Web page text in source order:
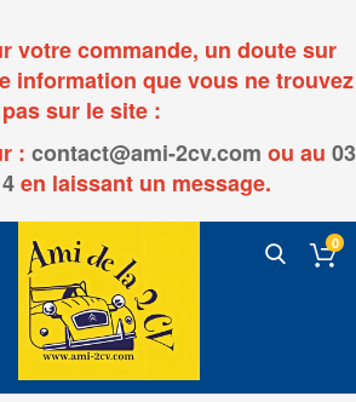
votre commande, un doute sur
information que vous ne trouvez
pas sur le site :
: contact@ami-2cv.com ou au 03
en laissant un message.
0